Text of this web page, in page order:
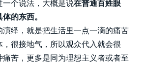
一个说法，大概是说在普通百姓眼
的东西。
演绎，就是把生活里一点一滴的痛苦
，很接地气，所以观众代入就会很
痛苦，更多是同为理想主义者或者至